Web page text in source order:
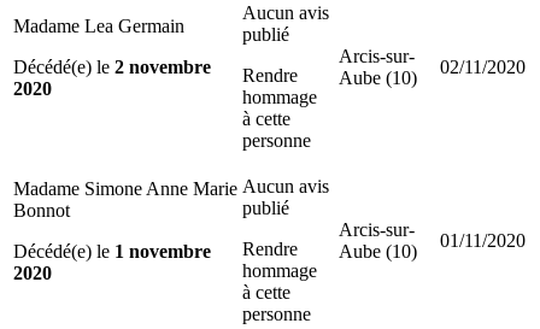
Madame Lea Germain
Décédé(e) le 2 novembre
2020
Aucun avis
publié
Rendre
hommage
à cette
personne
Arcis-sur-
Aube (10)
02/11/2020
Madame Simone Anne Marie
Bonnot
Décédé(e) le 1 novembre
2020
Aucun avis
publié
Rendre
hommage
à cette
personne
Arcis-sur-
Aube (10)
01/11/2020